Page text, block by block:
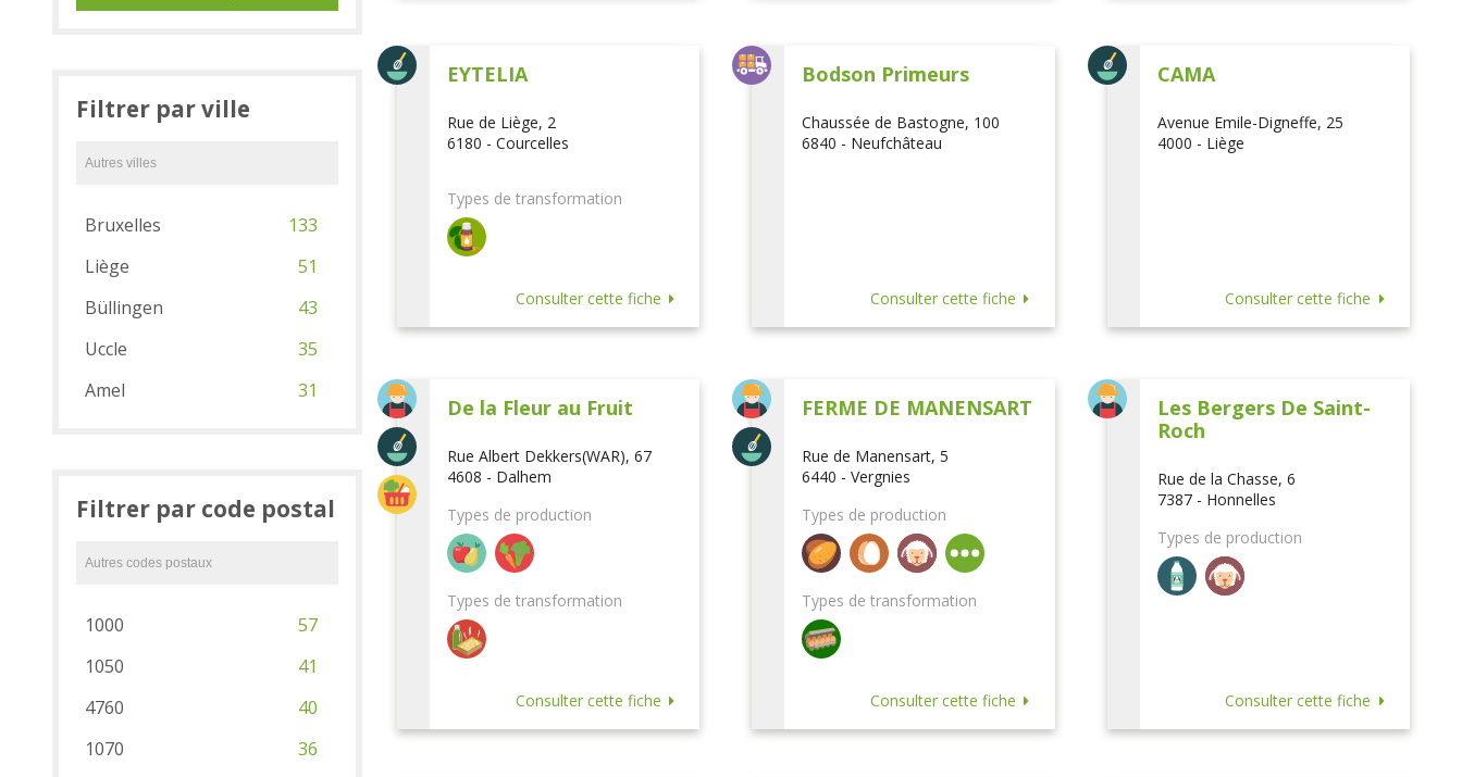
EYTELIA
Rue de Liège, 2
6180 - Courcelles
Types de transformation
Consulter cette fiche
Bodson Primeurs
Chaussée de Bastogne, 100
6840 - Neufchâteau
Consulter cette fiche
CAMA
Avenue Emile-Digneffe, 25
4000 - Liège
Consulter cette fiche
De la Fleur au Fruit
Rue Albert Dekkers(WAR), 67
4608 - Dalhem
Types de production
Types de transformation
Consulter cette fiche
FERME DE MANENSART
Rue de Manensart, 5
6440 - Vergnies
Types de production
Types de transformation
Consulter cette fiche
Les Bergers De Saint-
Roch
Rue de la Chasse, 6
7387 - Honnelles
Types de production
Consulter cette fiche
Filtrer par ville
Bruxelles
133
Liège
51
Büllingen
43
Uccle
35
Amel
31
Filtrer par code postal
1000
57
1050
41
4760
40
1070
36